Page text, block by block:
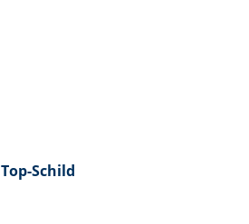
Top-Schild